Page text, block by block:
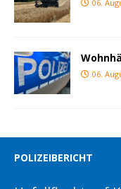
06.
06.
POLIZEIBERICHT